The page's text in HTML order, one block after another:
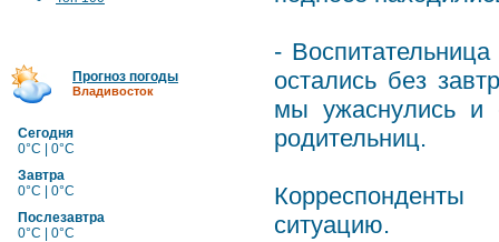
Прогноз погоды
Владивосток
Сегодня
0°C | 0°C
Завтра
0°C | 0°C
Послезавтра
0°C | 0°C
-
остались без
мы ужаснулись и
родительниц.
ситуацию.